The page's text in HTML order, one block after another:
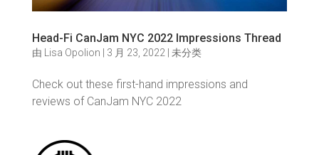
Head-Fi CanJam NYC 2022 Impressions Thread
由 Lisa Opolion 3 月 23, 2022 未分类
Check out these first-hand impressions and
reviews of CanJam NYC 2022